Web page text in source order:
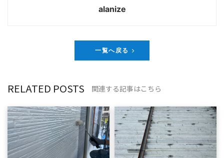
alanize
一覧へ戻る
RELATED POSTS 関連する記事はこちら